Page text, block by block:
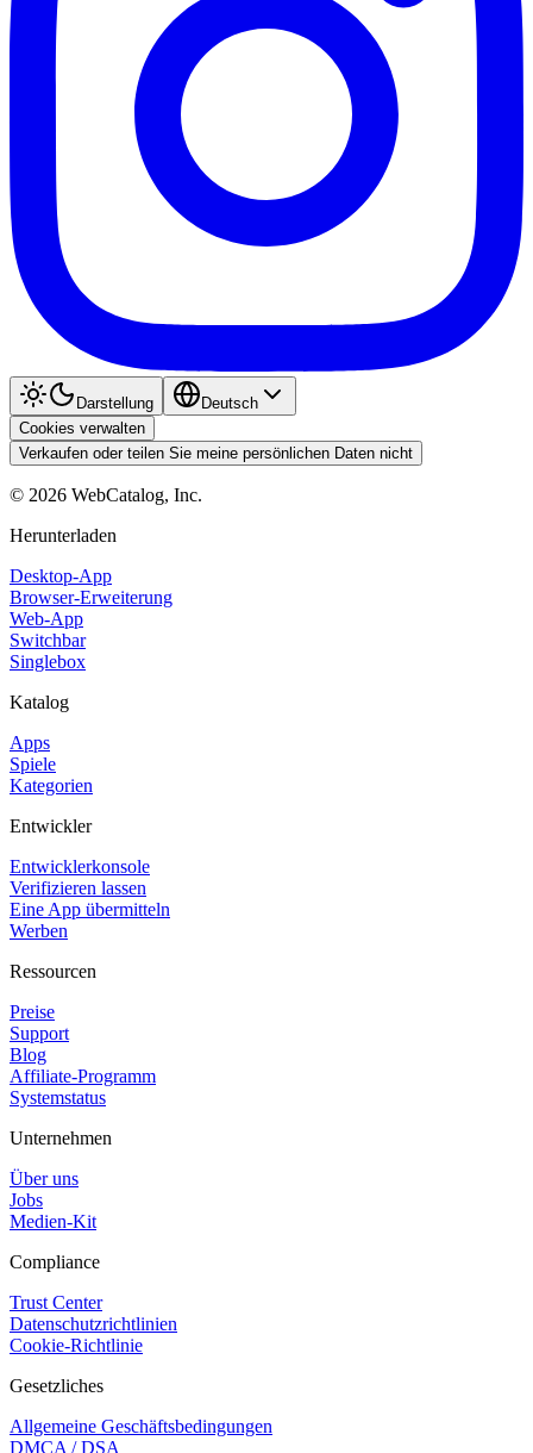
Darstellung
Deutsch
Cookies verwalten
Verkaufen oder teilen Sie meine persönlichen Daten nicht
© 2026 WebCatalog, Inc.
Herunterladen
Desktop-App
Browser-Erweiterung
Web-App
Switchbar
Singlebox
Katalog
Apps
Spiele
Kategorien
Entwickler
Entwicklerkonsole
Verifizieren lassen
Eine App übermitteln
Werben
Ressourcen
Preise
Support
Blog
Affiliate-Programm
Systemstatus
Unternehmen
Über uns
Jobs
Medien-Kit
Compliance
Trust Center
Datenschutzrichtlinien
Cookie-Richtlinie
Gesetzliches
Allgemeine Geschäftsbedingungen
DMCA / DSA